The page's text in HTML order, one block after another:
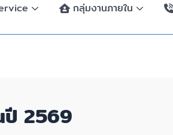
กลุ่มงานภายใน
ปี 2569